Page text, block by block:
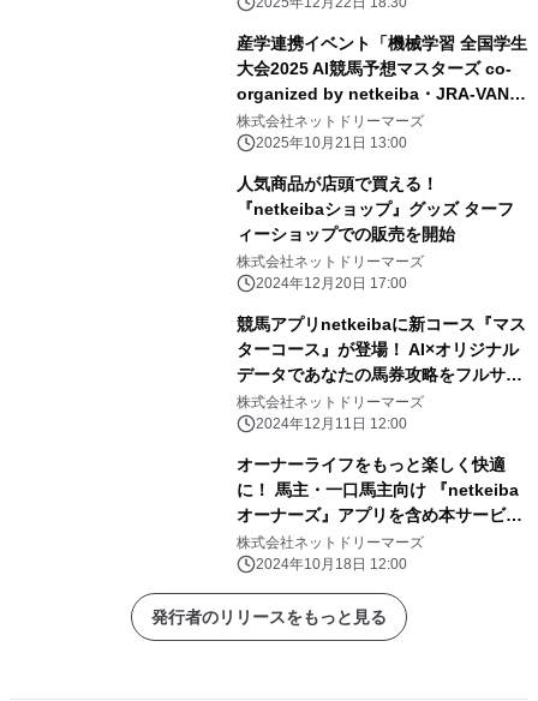
産学連携イベント「機械学習 全国学生
大会2025 AI競馬予想マスターズ co-
organized by netkeiba・JRA-VAN」
が盛況のうちに閉幕 全国から110名の
学生が応募、未来のAI人材育成に貢献
株式会社ネットドリーマーズ
2025年10月21日 13:00
人気商品が店頭で買える！
『netkeibaショップ』グッズ ターフ
ィーショップでの販売を開始
株式会社ネットドリーマーズ
2024年12月20日 17:00
競馬アプリnetkeibaに新コース『マス
ターコース』が登場！ AI×オリジナル
データであなたの馬券攻略をフルサポ
ート
株式会社ネットドリーマーズ
2024年12月11日 12:00
オーナーライフをもっと楽しく快適
に！ 馬主・一口馬主向け 『netkeiba
オーナーズ』アプリを含め本サービス
開始
株式会社ネットドリーマーズ
2024年10月18日 12:00
発行者のリリースをもっと見る